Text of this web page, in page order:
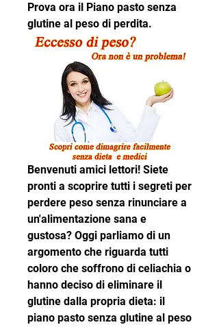
Prova ora il Piano pasto senza
glutine al peso di perdita.
Benvenuti amici lettori! Siete
pronti a scoprire tutti i segreti per
perdere peso senza rinunciare a
un'alimentazione sana e
gustosa? Oggi parliamo di un
argomento che riguarda tutti
coloro che soffrono di celiachia o
hanno deciso di eliminare il
glutine dalla propria dieta: il
piano pasto senza glutine al peso